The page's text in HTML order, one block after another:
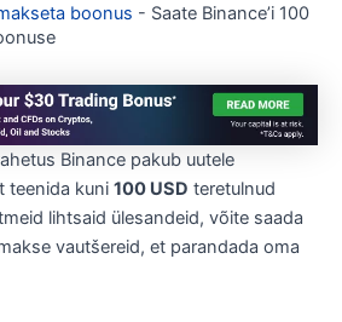
boonus - Saate Binance’i 100
Binance pakub uutele
teenida kuni 100 USD teretulnud
lihtsaid ülesandeid, võite saada
vautšereid, et parandada oma